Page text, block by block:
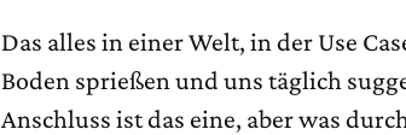
Das alles in einer Welt, in der Use
Boden sprießen und uns täglich
Anschluss ist das eine, aber was